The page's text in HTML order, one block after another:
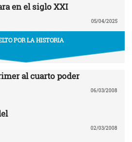
en el siglo XXI
05/04/2025
POR LA HISTORIA
al cuarto poder
06/03/2008
02/03/2008